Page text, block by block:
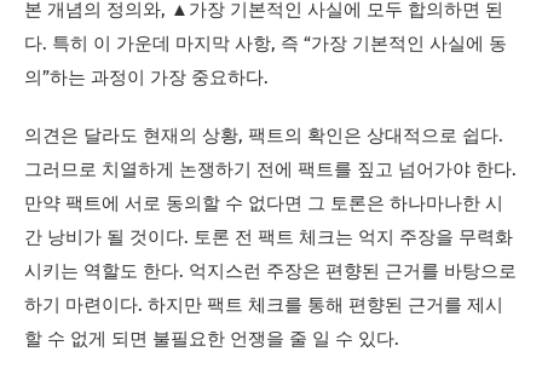
본 개념의 정의와, ▲가장 기본적인 사실에 모두 합의하면 된
다. 특히 이 가운데 마지막 사항, 즉 “가장 기본적인 사실에 동
의”하는 과정이 가장 중요하다.
의견은 달라도 현재의 상황, 팩트의 확인은 상대적으로 쉽다.
그러므로 치열하게 논쟁하기 전에 팩트를 짚고 넘어가야 한다.
만약 팩트에 서로 동의할 수 없다면 그 토론은 하나마나한 시
간 낭비가 될 것이다. 토론 전 팩트 체크는 억지 주장을 무력화
시키는 역할도 한다. 억지스런 주장은 편향된 근거를 바탕으로
하기 마련이다. 하지만 팩트 체크를 통해 편향된 근거를 제시
할 수 없게 되면 불필요한 언쟁을 줄 일 수 있다.